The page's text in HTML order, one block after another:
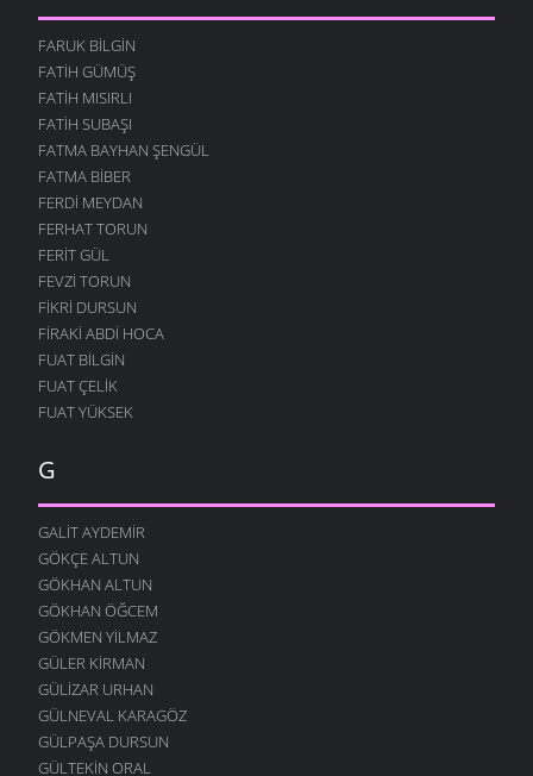
FARUK BILGIN
FATIH GÜMÜŞ
FATIH MISIRLI
FATIH SUBAŞI
FATMA BAYHAN ŞENGÜL
FATMA BIBER
FERDI MEYDAN
FERHAT TORUN
FERIT GÜL
FEVZI TORUN
FIKRI DURSUN
FIRAKI ABDI HOCA
FUAT BILGIN
FUAT ÇELIK
FUAT YÜKSEK
G
GALIT AYDEMIR
GÖKÇE ALTUN
GÖKHAN ALTUN
GÖKHAN ÖĞCEM
GÖKMEN YILMAZ
GÜLER KIRMAN
GÜLIZAR URHAN
GÜLNEVAL KARAGÖZ
GÜLPAŞA DURSUN
GÜLTEKIN ORAL